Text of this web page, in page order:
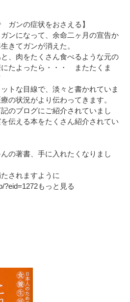
ガンの症状をおさえる】
ンになって、余命二ヶ月の宣告か
きてガンが消えた。
、肉をたくさん食べるような元の
たよったら・・・ またたくま
トな目線で、淡々と書かれていま
の状況がより伝わってきます。
のブログにご紹介されていまし
伝える本をたくさん紹介されてい
の著書、手に入れたくなりまし
されますように
?eid=1272もっと見る